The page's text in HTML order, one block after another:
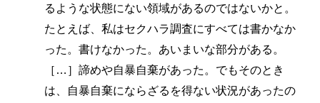
るような状態にない領域があるのではないかと。
たとえば、私はセクハラ調査にすべては書かなか
った。書けなかった。あいまいな部分がある。
［…］諦めや自暴自棄があった。でもそのとき
は、自暴自棄にならざるを得ない状況があったの